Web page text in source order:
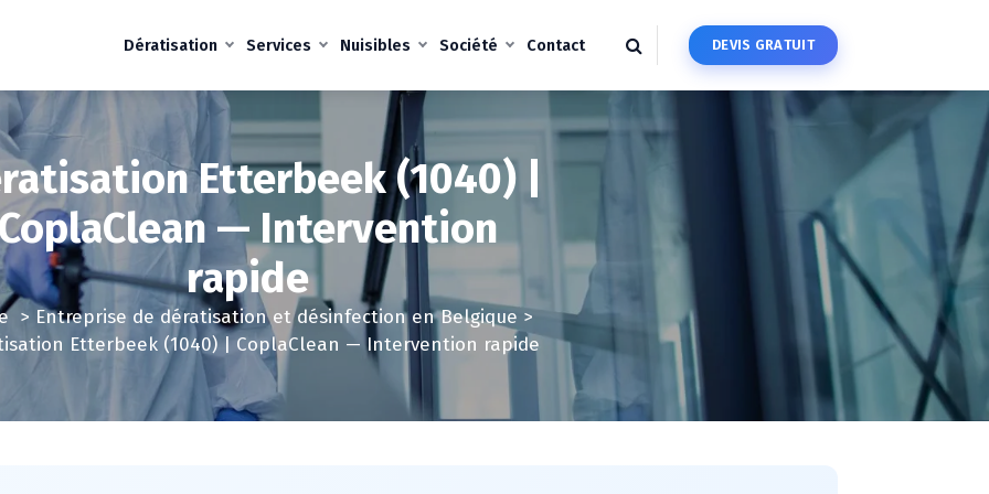
Dératisation Services Nuisibles Société Contact DEVIS GRATUIT
Etterbeek (1040) |
— Intervention
rapide
> Entreprise de dératisation et désinfection en Belgique >
Etterbeek (1040) | CoplaClean — Intervention rapide